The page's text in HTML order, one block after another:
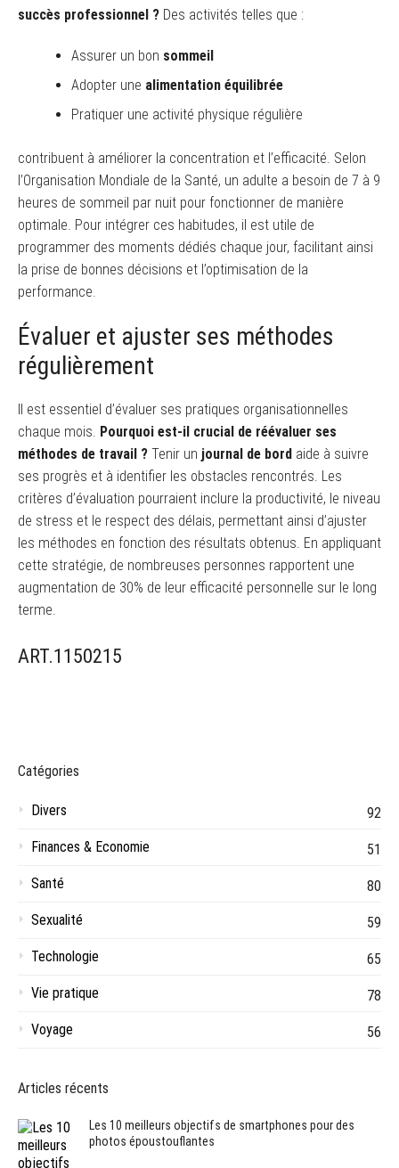
succès professionnel ? Des activités telles que :
Assurer un bon sommeil
Adopter une alimentation équilibrée
Pratiquer une activité physique régulière
contribuent à améliorer la concentration et l’efficacité. Selon
l’Organisation Mondiale de la Santé, un adulte a besoin de 7 à 9
heures de sommeil par nuit pour fonctionner de manière
optimale. Pour intégrer ces habitudes, il est utile de
programmer des moments dédiés chaque jour, facilitant ainsi
la prise de bonnes décisions et l’optimisation de la
performance.
Évaluer et ajuster ses méthodes
régulièrement
Il est essentiel d’évaluer ses pratiques organisationnelles
chaque mois. Pourquoi est-il crucial de réévaluer ses
méthodes de travail ? Tenir un journal de bord aide à suivre
ses progrès et à identifier les obstacles rencontrés. Les
critères d’évaluation pourraient inclure la productivité, le niveau
de stress et le respect des délais, permettant ainsi d’ajuster
les méthodes en fonction des résultats obtenus. En appliquant
cette stratégie, de nombreuses personnes rapportent une
augmentation de 30% de leur efficacité personnelle sur le long
terme.
ART.1150215
Catégories
Divers
92
Finances & Economie
51
Santé
80
Sexualité
59
Technologie
65
Vie pratique
78
Voyage
56
Articles récents
Les 10 meilleurs objectifs de smartphones pour des
photos époustouflantes